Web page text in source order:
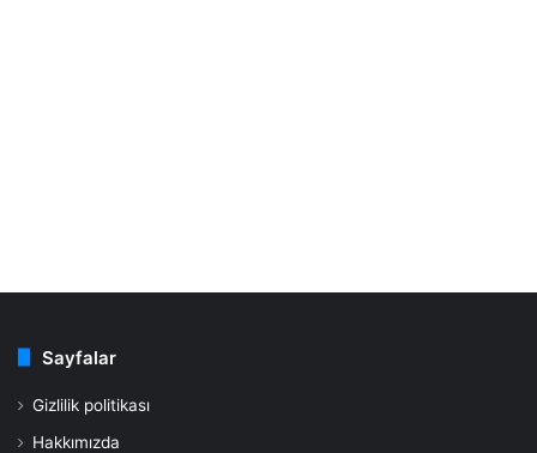
Sayfalar
Gizlilik politikası
Hakkımızda